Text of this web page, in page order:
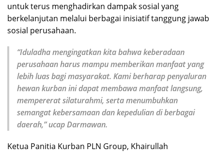
untuk terus menghadirkan dampak sosial yang
berkelanjutan melalui berbagai inisiatif tanggung jawab
sosial perusahaan.
“Iduladha mengingatkan kita bahwa keberadaan
perusahaan harus mampu memberikan manfaat yang
lebih luas bagi masyarakat. Kami berharap penyaluran
hewan kurban ini dapat membawa manfaat langsung,
mempererat silaturahmi, serta menumbuhkan
semangat kebersamaan dan kepedulian di berbagai
daerah,” ucap Darmawan.
Ketua Panitia Kurban PLN Group, Khairullah